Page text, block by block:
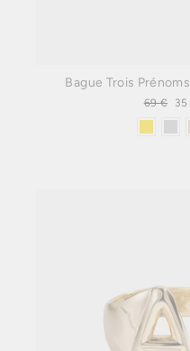
Bague Trois
Prix
69 € 35